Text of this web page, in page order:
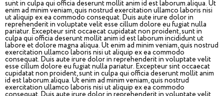
sunt in culpa qui officia deserunt mollit anim id est laborum.aliqua. Ut
enim ad minim veniam, quis nostrud exercitation ullamco laboris nisi
ut aliquip ex ea commodo consequat. Duis aute irure dolor in
reprehenderit in voluptate velit esse cillum dolore eu fugiat nulla
pariatur. Excepteur sint occaecat cupidatat non proident, sunt in
culpa qui officia deserunt mollit anim id est laborum incididunt ut
labore et dolore magna aliqua. Ut enim ad minim veniam, quis nostrud
exercitation ullamco laboris nisi ut aliquip ex ea commodo
consequat. Duis aute irure dolor in reprehenderit in voluptate velit
esse cillum dolore eu fugiat nulla pariatur. Excepteur sint occaecat
cupidatat non proident, sunt in culpa qui officia deserunt mollit anim
id est laborum.aliqua. Ut enim ad minim veniam, quis nostrud
exercitation ullamco laboris nisi ut aliquip ex ea commodo